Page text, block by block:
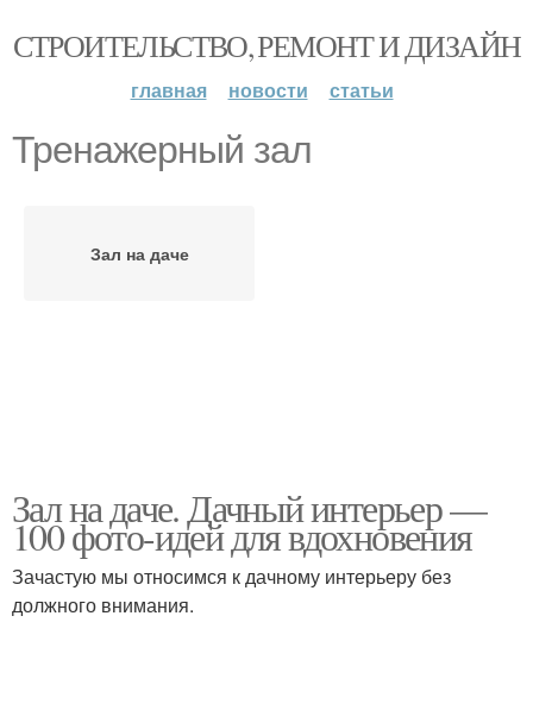
СТРОИТЕЛЬСТВО, РЕМОНТ И ДИЗАЙН
главная новости статьи
Тренажерный зал
Зал на даче
Зал на даче. Дачный интерьер —
100 фото-идей для вдохновения
Зачастую мы относимся к дачному интерьеру без
должного внимания.